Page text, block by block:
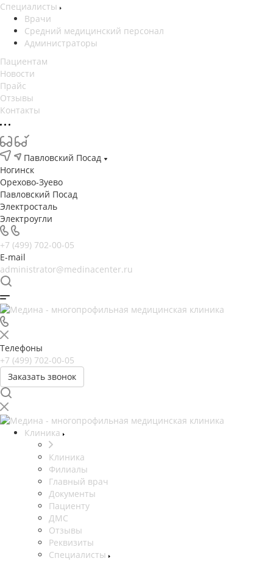
Специалисты
Врачи
Средний медицинский персонал
Администраторы
Пациентам
Новости
Прайс
Отзывы
Контакты
Павловский Посад
Ногинск
Орехово-Зуево
Павловский Посад
Электросталь
Электроугли
+7 (499) 702-00-05
E-mail
administrator@medinacenter.ru
Телефоны
+7 (499) 702-00-05
Заказать звонок
Клиника
Клиника
Филиалы
Главный врач
Документы
Пациенту
ДМС
Отзывы
Реквизиты
Специалисты